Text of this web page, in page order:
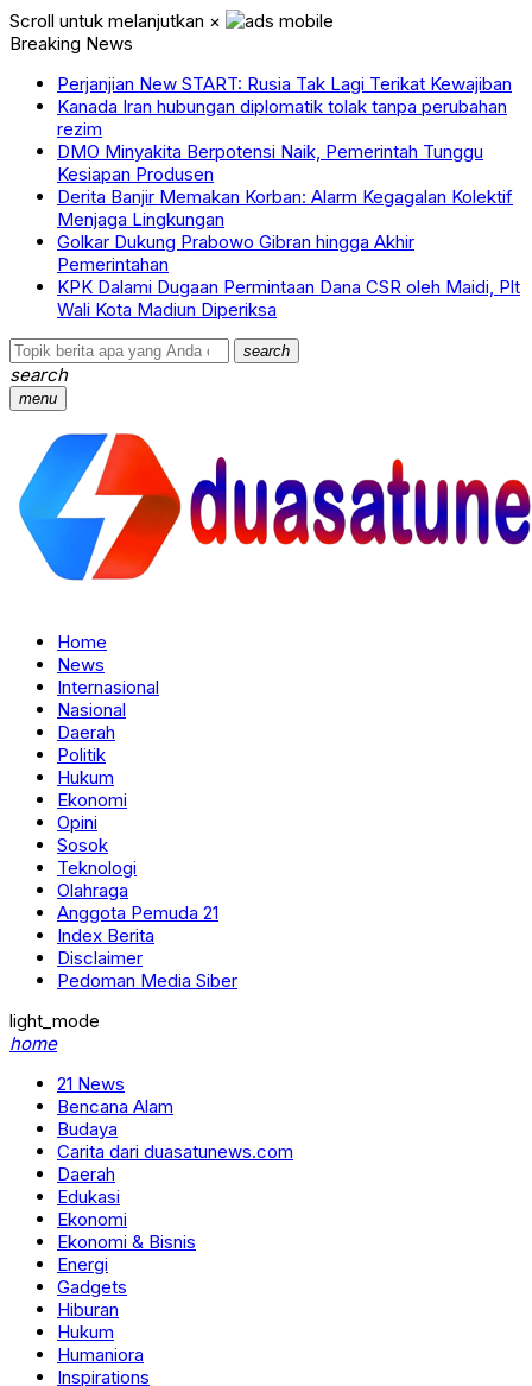
Scroll untuk melanjutkan ×
Breaking News
Perjanjian New START: Rusia Tak Lagi Terikat Kewajiban
Kanada Iran hubungan diplomatik tolak tanpa perubahan
rezim
DMO Minyakita Berpotensi Naik, Pemerintah Tunggu
Kesiapan Produsen
Derita Banjir Memakan Korban: Alarm Kegagalan Kolektif
Menjaga Lingkungan
Golkar Dukung Prabowo Gibran hingga Akhir
Pemerintahan
KPK Dalami Dugaan Permintaan Dana CSR oleh Maidi, Plt
Wali Kota Madiun Diperiksa
search
search
menu
Home
News
Internasional
Nasional
Daerah
Politik
Hukum
Ekonomi
Opini
Sosok
Teknologi
Olahraga
Anggota Pemuda 21
Index Berita
Disclaimer
Pedoman Media Siber
light_mode
home
21 News
Bencana Alam
Budaya
Carita dari duasatunews.com
Daerah
Edukasi
Ekonomi
Ekonomi & Bisnis
Energi
Gadgets
Hiburan
Hukum
Humaniora
Inspirations